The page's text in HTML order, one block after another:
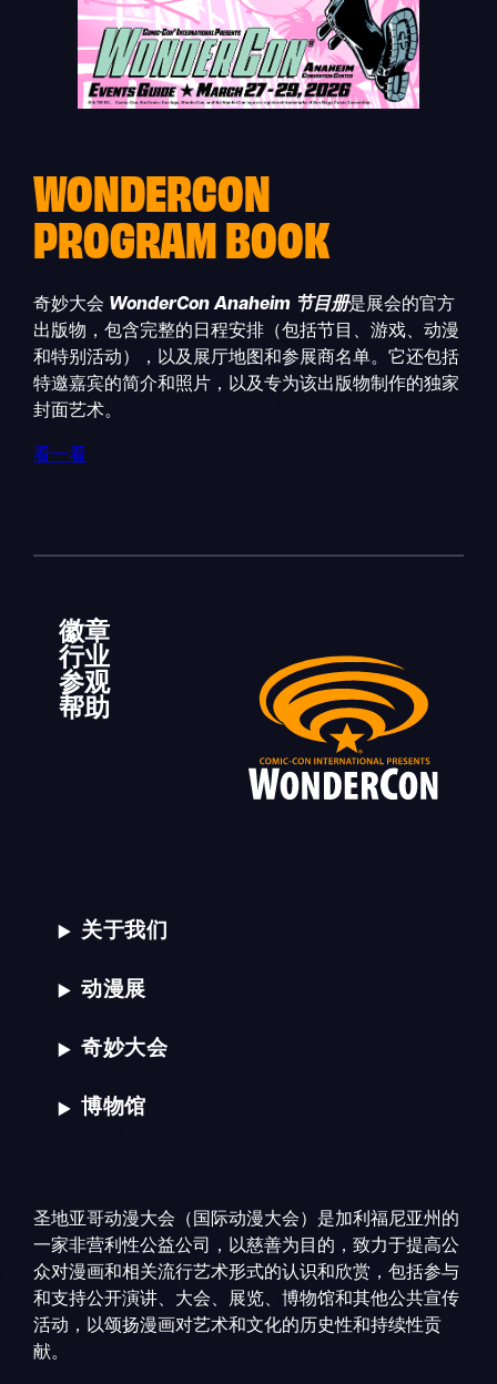
WONDERCON
PROGRAM BOOK
奇妙大会 WonderCon Anaheim 节目册是展会的官方
出版物，包含完整的日程安排（包括节目、游戏、动漫
和特别活动），以及展厅地图和参展商名单。它还包括
特邀嘉宾的简介和照片，以及专为该出版物制作的独家
封面艺术。
看一看
徽章
行业
参观
帮助
关于我们
动漫展
奇妙大会
博物馆
圣地亚哥动漫大会（国际动漫大会）是加利福尼亚州的
一家非营利性公益公司，以慈善为目的，致力于提高公
众对漫画和相关流行艺术形式的认识和欣赏，包括参与
和支持公开演讲、大会、展览、博物馆和其他公共宣传
活动，以颂扬漫画对艺术和文化的历史性和持续性贡
献。